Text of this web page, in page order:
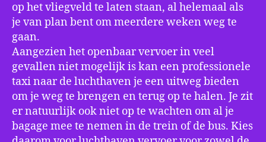
op het vliegveld te laten staan, al helemaal als
je van plan bent om meerdere weken weg te
gaan.
Aangezien het openbaar vervoer in veel
gevallen niet mogelijk is kan een professionele
taxi naar de luchthaven je een uitweg bieden
om je weg te brengen en terug op te halen. Je zit
er natuurlijk ook niet op te wachten om al je
bagage mee te nemen in de trein of de bus. Kies